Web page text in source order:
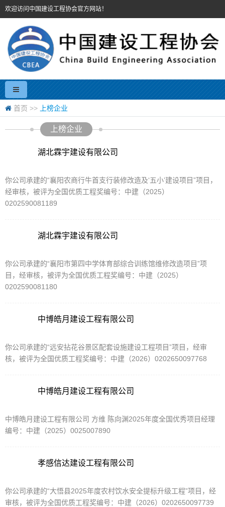
欢迎访问中国建设工程协会官方网站！
首页 >> 上榜企业
上榜企业
湖北霖宇建设有限公司
你公司承建的“襄阳农商行牛首支行装修改造及‘五小’建设项目”项目，
经审核，被评为全国优质工程奖编号：中建（2025）
0202590081189
湖北霖宇建设有限公司
你公司承建的“襄阳市第四中学体育部综合训练馆维修改造项目”项
目，经审核，被评为全国优质工程奖编号：中建（2025）
0202590081180
中博皓月建设工程有限公司
你公司承建的“远安拈花谷景区配套设施建设工程项目”项目，经审
核，被评为全国优质工程奖编号：中建（2026）0202650097768
中博皓月建设工程有限公司
中博皓月建设工程有限公司 方维 陈向渊2025年度全国优秀项目经理
编号：中建（2025）0025007890
孝感信达建设工程有限公司
你公司承建的“大悟县2025年度农村饮水安全提标升级工程”项目，经
审核，被评为全国优质工程奖编号：中建（2026）0202650097739